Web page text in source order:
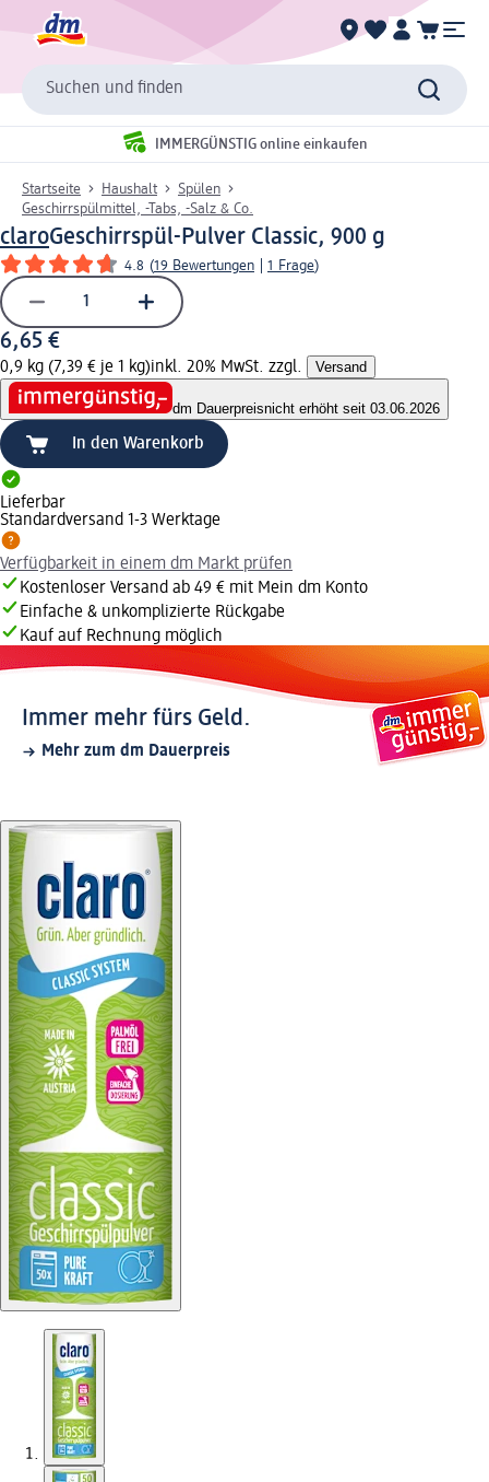
Suchen und finden
IMMERGÜNSTIG online einkaufen
Startseite Haushalt
Spülen
Geschirrspülmittel, -Tabs, -Salz & Co.
claroGeschirrspül-Pulver Classic, 900 g
4.8 (19 Bewertungen 1 Frage)
6,65 €
0,9 kg (7,39 € je 1 kg)inkl. 20% MwSt. zzgl. Versand
dm Dauerpreisnicht erhöht seit 03.06.2026
In den Warenkorb
Lieferbar
Standardversand 1-3 Werktage
Verfügbarkeit in einem dm Markt prüfen
Kostenloser Versand ab 49 € mit Mein dm Konto
Einfache & unkomplizierte Rückgabe
Kauf auf Rechnung möglich
Immer mehr fürs Geld.
Mehr zum dm Dauerpreis